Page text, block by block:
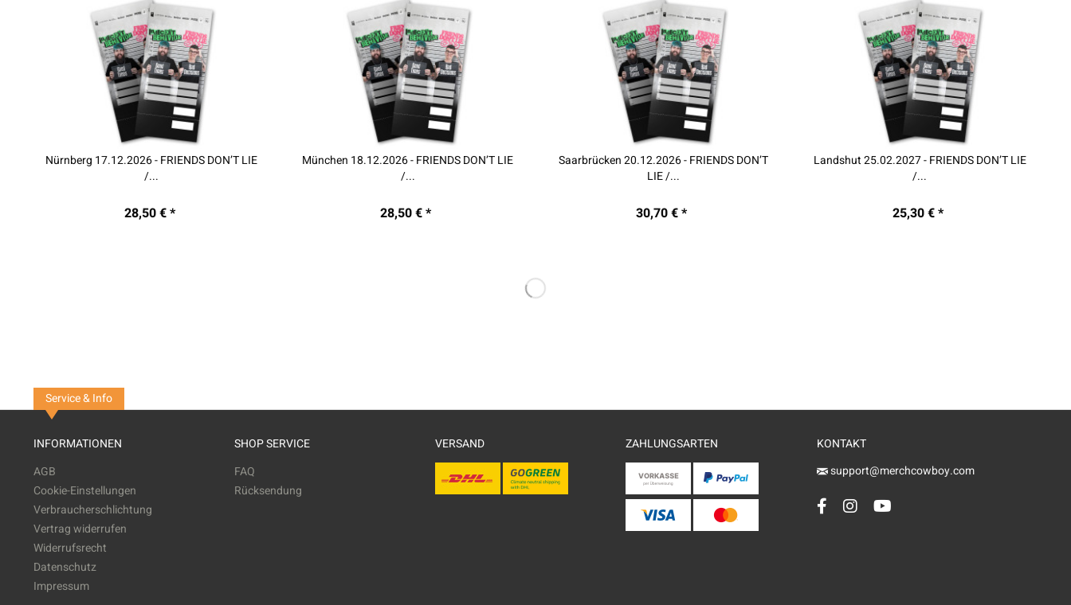
Nürnberg 17.12.2026 - FRIENDS DON’T LIE
/...
28,50 € *
München 18.12.2026 - FRIENDS DON’T LIE
/...
28,50 € *
Saarbrücken 20.12.2026 - FRIENDS DON’T
LIE /...
30,70 € *
Landshut 25.02.2027 - FRIENDS DON’T LIE
/...
25,30 € *
Service & Info
INFORMATIONEN
AGB
Cookie-Einstellungen
Verbraucherschlichtung
Vertrag widerrufen
Widerrufsrecht
Datenschutz
Impressum
SHOP SERVICE
FAQ
Rücksendung
VERSAND ZAHLUNGSARTEN
KONTAKT
support@merchcowboy.com